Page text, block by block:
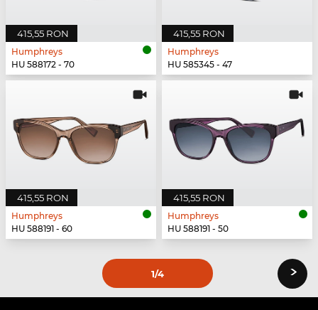
415,55 RON
Humphreys
HU 588172 - 70
415,55 RON
Humphreys
HU 585345 - 47
415,55 RON
Humphreys
HU 588191 - 60
415,55 RON
Humphreys
HU 588191 - 50
1/4 ›